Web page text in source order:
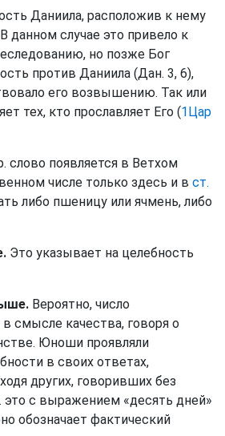
Даниила, расположив к нему
данном случае это привело к
но позже Бог
против Даниила (Дан. 3, 6),
его возвышению. Так или
тех, кто прославляет Его (1Цар
слово появляется в Ветхом
числе только здесь и в ст.
либо пшеницу или ячмень, либо
Это указывает на целебность
Вероятно, число
в смысле качества, говоря о
Юноши проявляли
в своих ответах,
других, говоривших без
с выражением «десять дней»
обозначает фактический